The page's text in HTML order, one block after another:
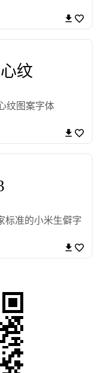
纹
纹图案字体
标准的小米生僻字